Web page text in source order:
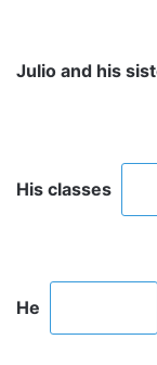
Julio and his
His classes
He